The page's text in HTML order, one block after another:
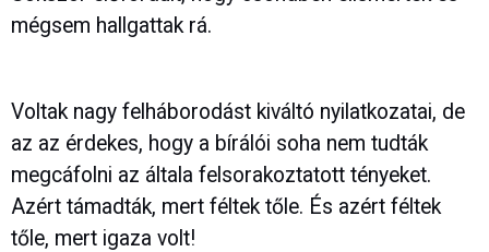
mégsem hallgattak rá.
Voltak nagy felháborodást kiváltó nyilatkozatai, de
az az érdekes, hogy a bírálói soha nem tudták
megcáfolni az általa felsorakoztatott tényeket.
Azért támadták, mert féltek tőle. És azért féltek
tőle, mert igaza volt!